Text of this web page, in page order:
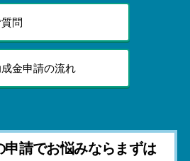
問
金申請の流れ
請でお悩みならまずは